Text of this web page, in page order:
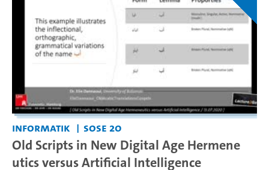
Informatik SoSe 20
Old Scripts in New Digital Age Hermene
utics versus Artificial Intelligence